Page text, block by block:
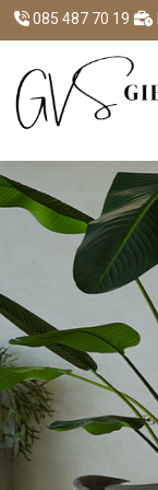
085 487 70 19